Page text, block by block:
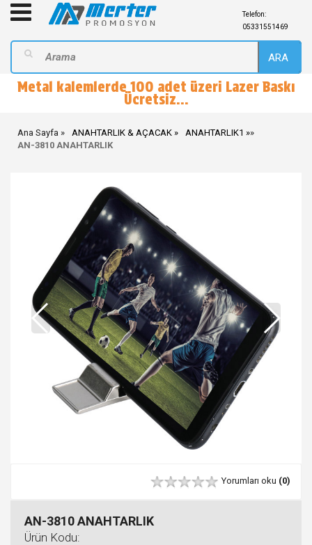
Telefon:
05331551469
ARA
Metal kalemlerde 100 adet üzeri Lazer Baskı
Ücretsiz...
Ana Sayfa ANAHTARLIK & AÇACAK »
ANAHTARLIK1
AN-3810 ANAHTARLIK
Yorumları oku (0)
AN-3810 ANAHTARLIK
Ürün Kodu: